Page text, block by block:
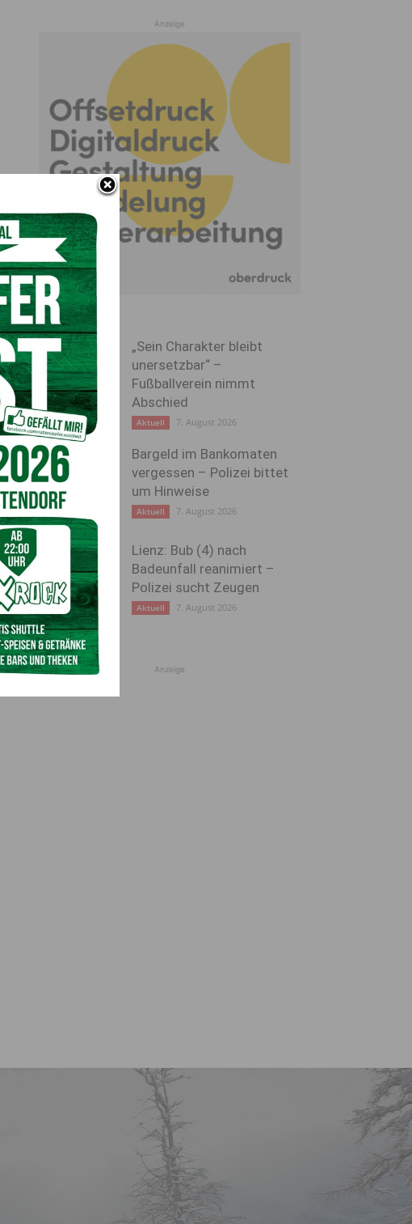
Anzeige
„Sein Charakter bleibt
unersetzbar“ –
Fußballverein nimmt
Abschied
Aktuell 7. August 2026
Bargeld im Bankomaten
vergessen – Polizei bittet
um Hinweise
Aktuell 7. August 2026
Lienz: Bub (4) nach
Badeunfall reanimiert –
Polizei sucht Zeugen
Aktuell 7. August 2026
Anzeige